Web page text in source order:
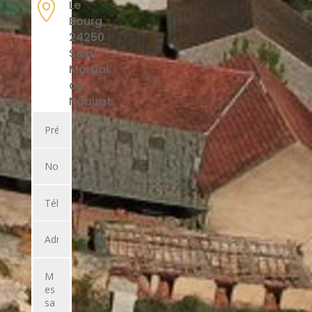

Le
Bourg
24250
Saint
Martial
de
Nabirat